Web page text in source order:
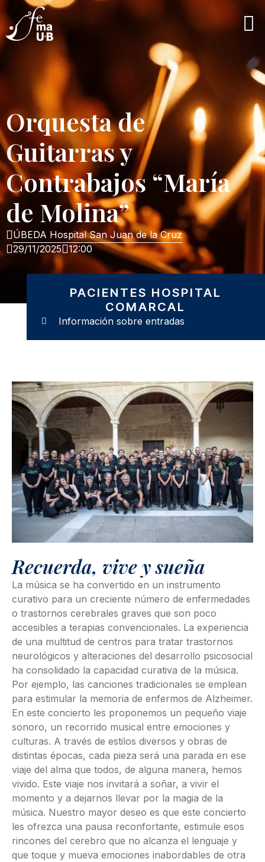
Orquesta de
Guitarras y
Contrabajos “María
de Molina”
ÚBEDA Hospital San Juan de la Cruz
29/11/2025 12:00
PACIENTES HOSPITAL
COMARCAL
Información sobre entradas
Recuerda, vive y sueña
La música se ha convertido en un instrumento
curativo para un creciente número de enfermedades
o trastornos cerebrales graves que son poco
accesibles a terapias convencionales. La experiencia
de una multitud de centros para tratar trastornos
neurológicos y alteraciones del desarrollo psicosocial
ha consolidado la capacidad curativa de la música.
Por ejemplo, las canciones tradicionales se emplean
para estimular la memoria de enfermos de Alzheimer.
En este concierto les proponemos un pequeño viaje
sonoro, un recorrido musical entre emociones y
culturas. A través de estilos diversos y obras de
distintas épocas, cada pieza será una parada en ese
viaje del alma que todos, de alguna manera, hemos
vivido. Este viaje nos invitará a soñar, a vivir el
momento y a dejarnos llevar por la magia de la
música. Nuestro mayor deseo es que este concierto
les ofrezca una pausa reconfortante, estimule esos
rincones del cerebro que no alcanza el lenguaje y
que toque y mueva emociones inabordables de otra